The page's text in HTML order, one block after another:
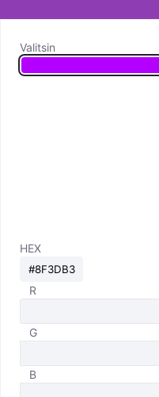
Valitsin
HEX
R
G
B